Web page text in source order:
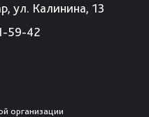
ул. Калинина, 13
59-42
организации